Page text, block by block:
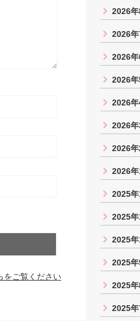
をご覧ください
2026年
2026年
2026年
2026年
2026年
2026年
2026年
2026年
2025年
2025年
2025年
2025年
2025年
2025年